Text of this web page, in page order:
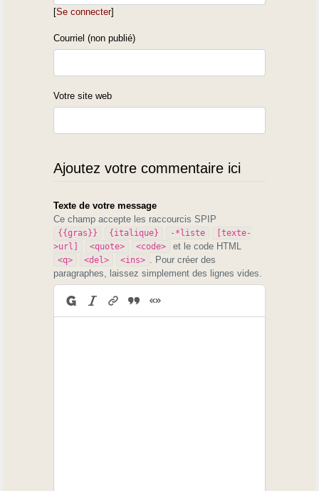
[Se connecter]
Courriel (non publié)
Votre site web
Ajoutez votre commentaire ici
Texte de votre message
Ce champ accepte les raccourcis SPIP
{{gras}} {italique} -*liste
[texte-
>url]
<quote> <code> et le code HTML
<q> <del> <ins>
. Pour créer des
paragraphes, laissez simplement des lignes vides.